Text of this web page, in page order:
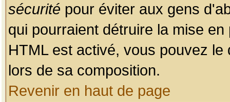
sécurité pour éviter aux gens
qui pourraient détruire la mise
HTML est activé, vous pouvez
lors de sa composition.
Revenir en haut de page